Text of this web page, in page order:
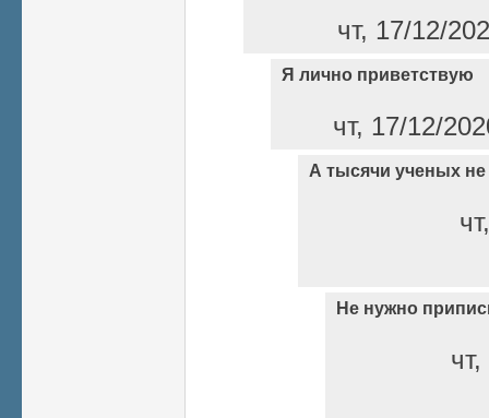
чт, 17/12/
Я лично приветствую
чт, 17/12/
А тысячи ученых
Не нужно